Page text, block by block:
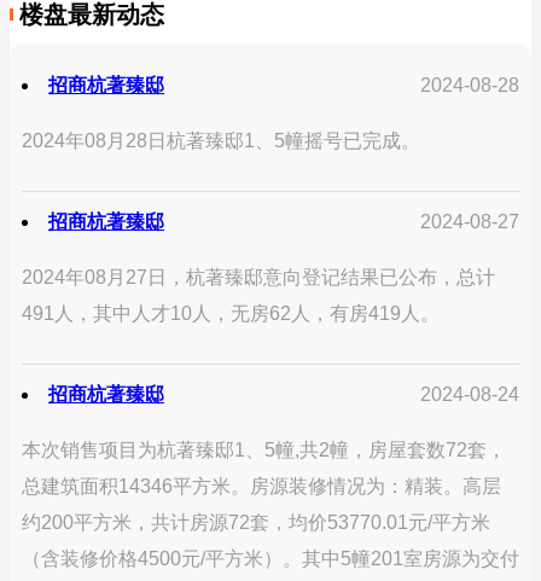
楼盘最新动态
招商杭著臻邸 2024-08-28
2024年08月28日杭著臻邸1、5幢摇号已完成。
招商杭著臻邸 2024-08-27
2024年08月27日，杭著臻邸意向登记结果已公布，总计
491人，其中人才10人，无房62人，有房419人。
招商杭著臻邸 2024-08-24
本次销售项目为杭著臻邸1、5幢,共2幢，房屋套数72套，
总建筑面积14346平方米。房源装修情况为：精装。高层
约200平方米，共计房源72套，均价53770.01元/平方米
（含装修价格4500元/平方米）。其中5幢201室房源为交付